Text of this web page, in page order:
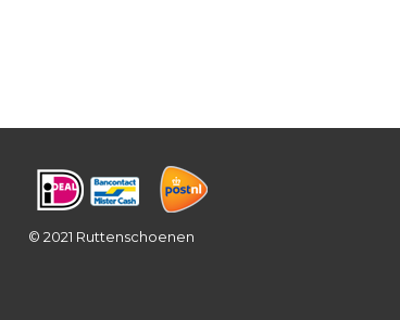
© 2021 Ruttenschoenen